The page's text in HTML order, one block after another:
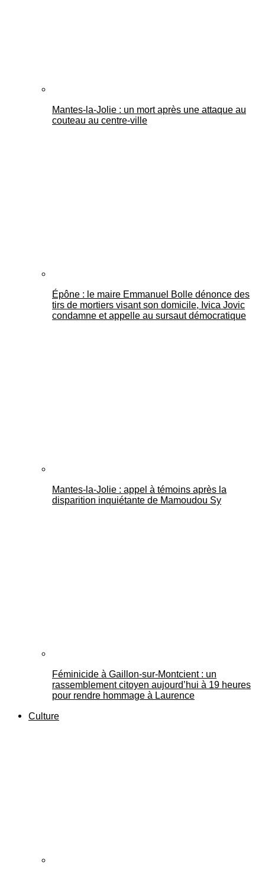
Mantes-la-Jolie : un mort après une attaque au
couteau au centre-ville
Épône : le maire Emmanuel Bolle dénonce des
tirs de mortiers visant son domicile, Ivica Jovic
condamne et appelle au sursaut démocratique
Mantes-la-Jolie : appel à témoins après la
disparition inquiétante de Mamoudou Sy
Féminicide à Gaillon‑sur‑Montcient : un
rassemblement citoyen aujourd’hui à 19 heures
pour rendre hommage à Laurence
Culture